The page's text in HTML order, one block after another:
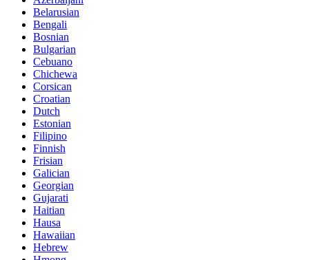
Belarusian
Bengali
Bosnian
Bulgarian
Cebuano
Chichewa
Corsican
Croatian
Dutch
Estonian
Filipino
Finnish
Frisian
Galician
Georgian
Gujarati
Haitian
Hausa
Hawaiian
Hebrew